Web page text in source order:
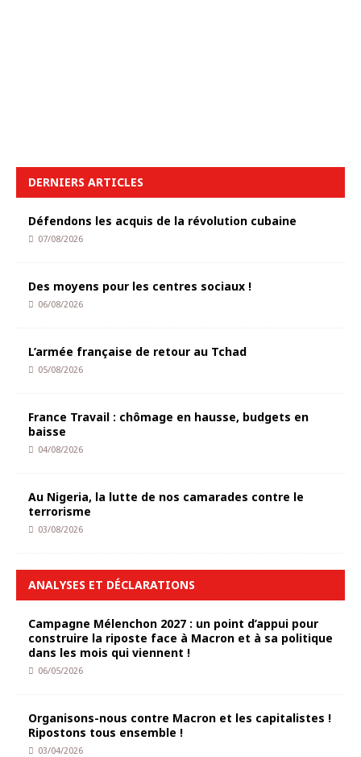
DERNIERS ARTICLES
Défendons les acquis de la révolution cubaine
07/08/2026
Des moyens pour les centres sociaux !
06/08/2026
L’armée française de retour au Tchad
05/08/2026
France Travail : chômage en hausse, budgets en
baisse
04/08/2026
Au Nigeria, la lutte de nos camarades contre le
terrorisme
03/08/2026
ANALYSES ET DÉCLARATIONS
Campagne Mélenchon 2027 : un point d’appui pour
construire la riposte face à Macron et à sa politique
dans les mois qui viennent !
06/05/2026
Organisons-nous contre Macron et les capitalistes !
Ripostons tous ensemble !
03/04/2026